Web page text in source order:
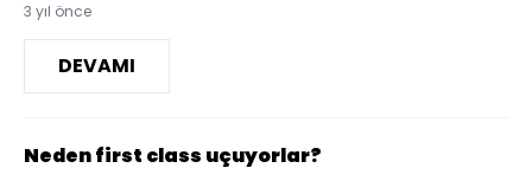
3 yıl önce
DEVAMI
Neden first class uçuyorlar?